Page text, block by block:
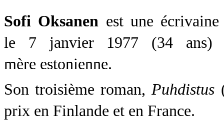
Sofi Oksanen est une
le 7 janvier 1977 (34 ans)
mère estonienne.
Son troisième roman, Puhdistus
prix en Finlande et en France.